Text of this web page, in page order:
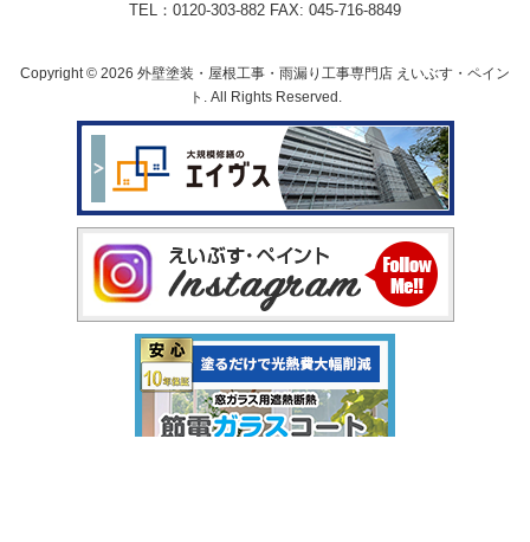
TEL：0120-303-882 FAX: 045-716-8849
Copyright © 2026 外壁塗装・屋根工事・雨漏り工事専門店 えいぶす・ペイン
ト. All Rights Reserved.